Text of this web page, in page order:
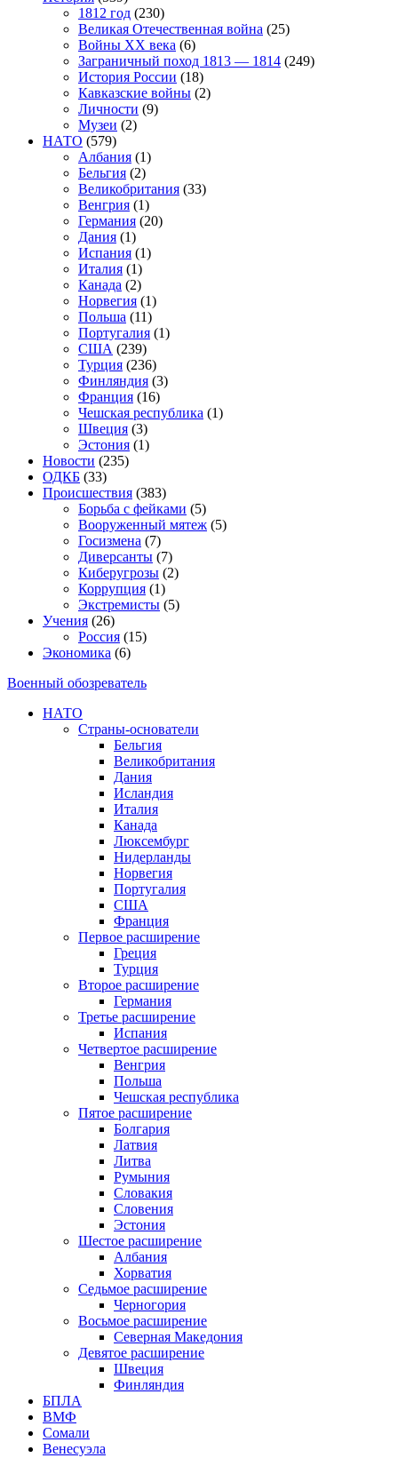
1812 год (230)
Великая Отечественная война (25)
Войны XX века (6)
Заграничный поход 1813 — 1814 (249)
История России (18)
Кавказские войны (2)
Личности (9)
Музеи (2)
НАТО (579)
Албания (1)
Бельгия (2)
Великобритания (33)
Венгрия (1)
Германия (20)
Дания (1)
Испания (1)
Италия (1)
Канада (2)
Норвегия (1)
Польша (11)
Португалия (1)
США (239)
Турция (236)
Финляндия (3)
Франция (16)
Чешская республика (1)
Швеция (3)
Эстония (1)
Новости (235)
ОДКБ (33)
Происшествия (383)
Борьба с фейками (5)
Вооруженный мятеж (5)
Госизмена (7)
Диверсанты (7)
Киберугрозы (2)
Коррупция (1)
Экстремисты (5)
Учения (26)
Россия (15)
Экономика (6)
Военный обозреватель
НАТО
Страны-основатели
Бельгия
Великобритания
Дания
Исландия
Италия
Канада
Люксембург
Нидерланды
Норвегия
Португалия
США
Франция
Первое расширение
Греция
Турция
Второе расширение
Германия
Третье расширение
Испания
Четвертое расширение
Венгрия
Польша
Чешская республика
Пятое расширение
Болгария
Латвия
Литва
Румыния
Словакия
Словения
Эстония
Шестое расширение
Албания
Хорватия
Седьмое расширение
Черногория
Восьмое расширение
Северная Македония
Девятое расширение
Швеция
Финляндия
БПЛА
ВМФ
Сомали
Венесуэла